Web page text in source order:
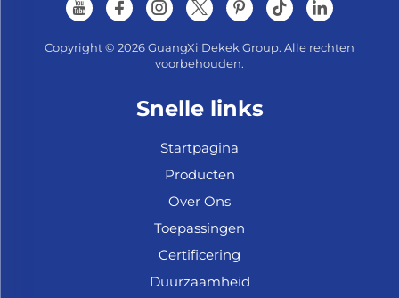
Copyright © 2026 GuangXi Dekek Group. Alle rechten
voorbehouden.
Snelle links
Startpagina
Producten
Over Ons
Toepassingen
Certificering
Duurzaamheid